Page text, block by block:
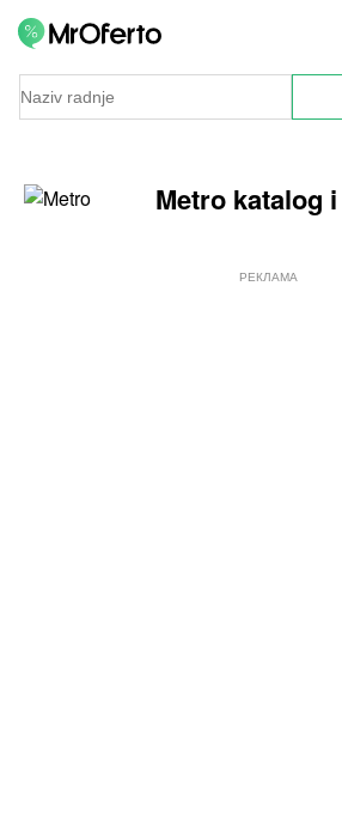
Metro katalog
РЕКЛАМА